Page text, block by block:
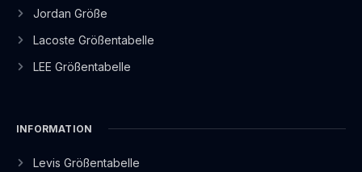
Jordan Größe
Lacoste Größentabelle
LEE Größentabelle
INFORMATION
Levis Größentabelle